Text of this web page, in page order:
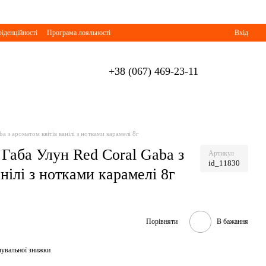
Програма лояльності Вхід
+38 (067) 469-23-11
ароматом квітів ванілі з нотками карамелі 8г
Улун Red Coral Gaba з
з нотками карамелі 8г
Артикул
id_11830
Порівняти В бажання
знижки